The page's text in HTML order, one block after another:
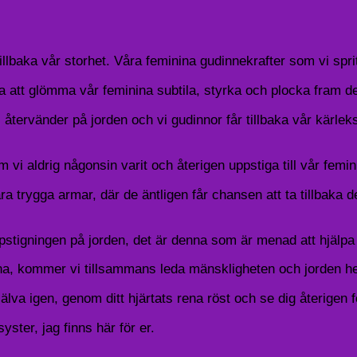
vår storhet. Våra feminina gudinnekrafter som vi
att glömma vår feminina subtila, styrka och plocka fram
på jorden och vi gudinnor får tillbaka vår
vi aldrig någonsin varit och återigen uppstiga till vår
trygga armar, där de äntligen får chansen att ta tillbaka
på jorden, det är denna som är menad att
kommer vi tillsammans leda mänskligheten och jorden
igen, genom ditt hjärtats rena röst och se dig återigen
jag finns här för er.